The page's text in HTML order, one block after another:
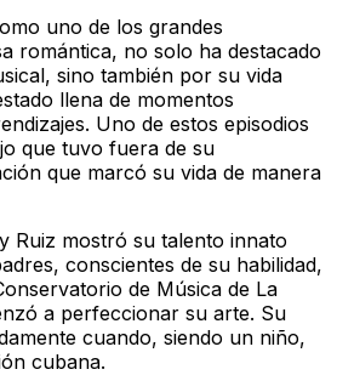
uno de los grandes
romántica, no solo ha destacado
sino también por su vida
llena de momentos
Uno de estos episodios
que tuvo fuera de su
que marcó su vida de manera
Ruiz mostró su talento innato
conscientes de su habilidad,
de Música de La
a perfeccionar su arte. Su
cuando, siendo un niño,
cubana.